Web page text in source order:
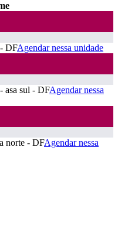
DFAgendar nessa unidade
asa sul - DFAgendar nessa
norte - DFAgendar nessa